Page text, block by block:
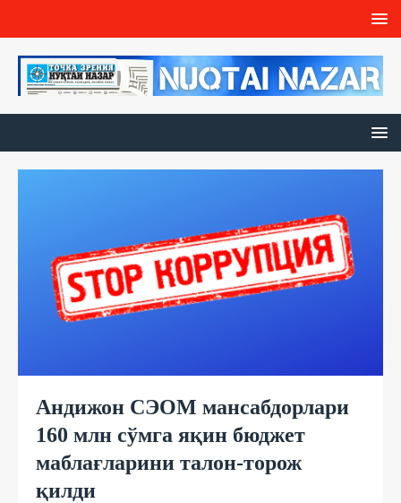
Андижон СЭОМ мансабдорлари
160 млн сўмга яқин бюджет
маблағларини талон-торож
қилди